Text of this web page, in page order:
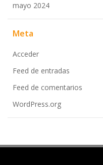
mayo 2024
Meta
Acceder
Feed de entradas
Feed de comentarios
WordPress.org